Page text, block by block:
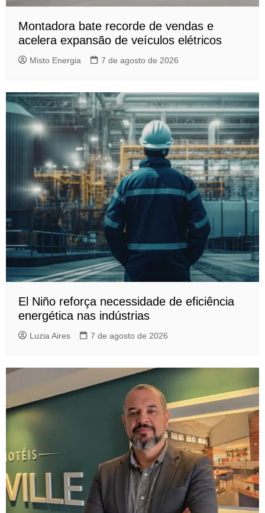
Montadora bate recorde de vendas e
acelera expansão de veículos elétricos
Misto Energia 7 de agosto de 2026
El Niño reforça necessidade de eficiência
energética nas indústrias
Luzia Aires 7 de agosto de 2026